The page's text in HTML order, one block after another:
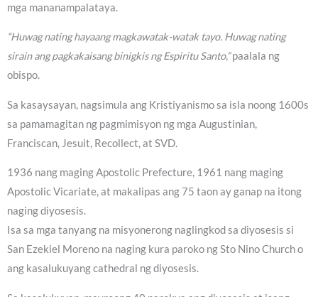
mga mananampalataya.
“Huwag nating hayaang magkawatak-watak tayo. Huwag nating
sirain ang pagkakaisang binigkis ng Espiritu Santo,”paalala ng
obispo.
Sa kasaysayan, nagsimula ang Kristiyanismo sa isla noong 1600s
sa pamamagitan ng pagmimisyon ng mga Augustinian,
Franciscan, Jesuit, Recollect, at SVD.
1936 nang maging Apostolic Prefecture, 1961 nang maging
Apostolic Vicariate, at makalipas ang 75 taon ay ganap na itong
naging diyosesis.
Isa sa mga tanyang na misyonerong naglingkod sa diyosesis si
San Ezekiel Moreno na naging kura paroko ng Sto Nino Church o
ang kasalukuyang cathedral ng diyosesis.